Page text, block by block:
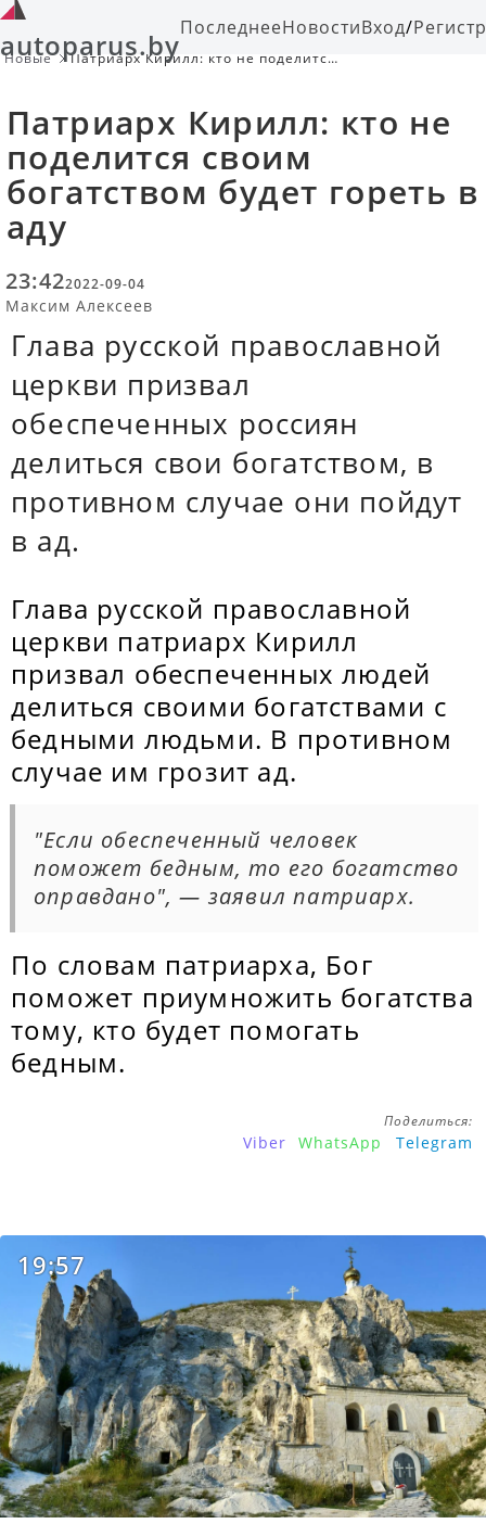
autoparus.byПоследнееНовостиВход/
Новые
Патриарх Кирилл: кто не поделится
Патриарх Кирилл: кто не
поделится своим
богатством будет гореть в
аду
23:422022-09-04
Максим Алексеев
Глава русской православной
церкви призвал
обеспеченных россиян
делиться свои богатством, в
противном случае они пойдут
в ад.
Глава русской православной
церкви патриарх Кирилл
призвал обеспеченных людей
делиться своими богатствами с
бедными людьми. В противном
случае им грозит ад.
"Если обеспеченный человек
поможет бедным, то его богатство
оправдано", — заявил патриарх.
По словам патриарха, Бог
поможет приумножить богатства
тому, кто будет помогать
бедным.
Поделиться:
Viber WhatsApp Telegram
19:57